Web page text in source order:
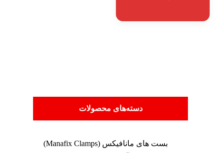
دسته‌های محصولات
بست های مانافیکس (Manafix Clamps)